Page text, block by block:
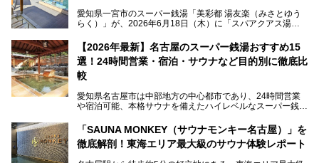
愛知県一宮市のスーパー銭湯「美彩都 湯友楽（みさとゆう
らく）」が、2026年6月18日（木）に「スパアクアス湯友
この地で30年にわたり愛され続けてきた施設だからこそ、
地元住民をはじめオープンを待ちわびている人も多いのでは
ないでしょうか。
老朽化した設備の補修を機に、2年前からじっくり構想を練
ってきたというだけあって、館内の充実度は想像以上。
以前の4倍に拡張したという露天エリアや10の浴槽、40人収
容の巨大なスタジアムサウナに、岩盤浴やリラクゼーション
までまるごと楽しめる施設に生まれ変わりました。
今回は、全面リニューアルして新しくなった「スパアクアス
【2026年最新】名古屋のスーパー銭湯おすすめ15
選！24時間営業・宿泊・サウナなど目的別に徹底比
較
愛知県名古屋市は中部地方の中心都市であり、24時間営業
や宿泊可能、本格サウナを備えたハイレベルなスーパー銭湯
そのため、「日々の仕事の疲れを心身ともにリセットした
い」「休日に時間を忘れて1日中ダラダラ過ごしたい」「コ
「SAUNA MONKEY（サウナモンキー名古屋）」を
徹底解剖！東海エリア最大級のサウナ体験レポート